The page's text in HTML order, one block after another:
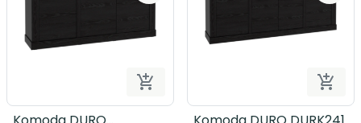

Dodaj do koszyka
